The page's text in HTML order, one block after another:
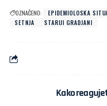
OZNAČENO: EPIDEMIOLOSKA
SETNJA
STARIJI GRADJANI
Kako